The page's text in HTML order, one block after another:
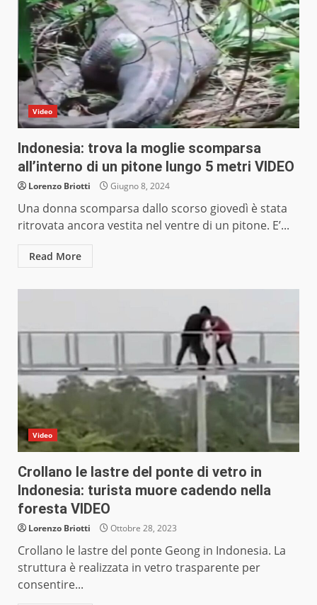
Video
Indonesia: trova la moglie scomparsa
all’interno di un pitone lungo 5 metri VIDEO
Lorenzo Briotti Giugno 8, 2024
Una donna scomparsa dallo scorso giovedì è stata
ritrovata ancora vestita nel ventre di un pitone. E’...
Read More
Video
Crollano le lastre del ponte di vetro in
Indonesia: turista muore cadendo nella
foresta VIDEO
Lorenzo Briotti Ottobre 28, 2023
Crollano le lastre del ponte Geong in Indonesia. La
struttura è realizzata in vetro trasparente per
consentire...